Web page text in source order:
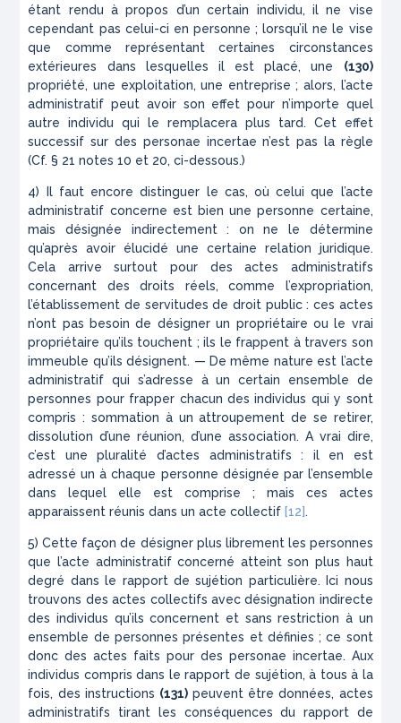
étant rendu à propos d’un certain individu, il ne vise
cependant pas celui-ci en personne ; lorsqu’il ne le vise
que comme représentant certaines circons­tances
extérieures dans lesquelles il est placé, une (130)
propriété, une exploitation, une entreprise ; alors, l’acte
administratif peut avoir son effet pour n’im­porte quel
autre individu qui le remplacera plus tard. Cet effet
successif sur des personae incertae n’est pas la règle
(Cf. § 21 notes 10 et 20, ci-dessous.)
4) Il faut encore distinguer le cas, où celui que l’acte
administratif concerne est bien une personne certaine,
mais désignée indirectement: on ne le déter­mine
qu’après avoir élucidé une certaine relation juridique.
Cela arrive surtout pour des actes admi­nistratifs
concernant des droits réels, comme l’expro­priation,
l’établissement de servitudes de droit public : ces actes
n’ont pas besoin de désigner un proprié­taire ou le vrai
propriétaire qu’ils touchent ; ils le frap­pent à travers son
immeuble qu’ils désignent. — De même nature est l’acte
administratif qui s’adresse à un certain ensemble de
personnes pour frapper chacun des individus qui y sont
compris : sommation à un attroupement de se retirer,
dissolution d’une réu­nion, d’une association. A vrai dire,
c’est unepluralité d’actes administratifs : il en est
adressé un à chaque personne désignée par l’ensemble
dans lequel elle est comprise ; mais ces actes
apparaissent réunis dans un acte collectif [12].
5) Cette façon de désigner plus librement les per­sonnes
que l’acte administratif concerné atteint son plus haut
degré dans le rapport de sujétion particu­lière. Ici nous
trouvons des actes collectifs avec désignation indirecte
des individus qu’ils concernent et sans restriction à un
ensemble de personnes pré­sentes et définies ; ce sont
donc des actes faits pour des personae incertae. Aux
individus compris dans le rapport de sujétion, à tous à la
fois, des instructions (131)peuvent être données, actes
administratifs tirant les conséquences du rapport de